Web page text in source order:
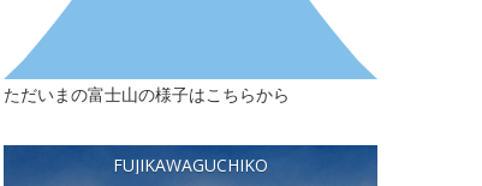
ただいまの富士山の様子はこちらから
FUJIKAWAGUCHIKO